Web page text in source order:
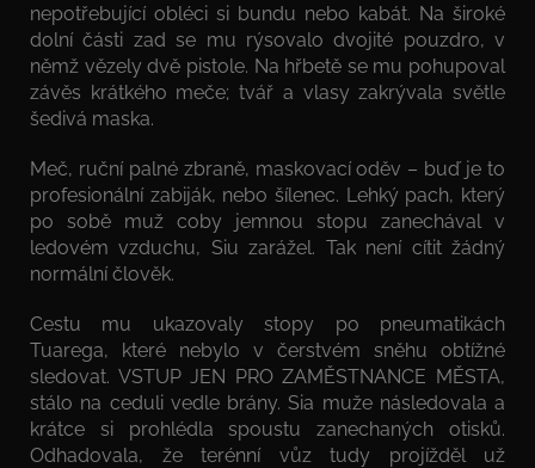
nepotřebující obléci si bundu nebo kabát. Na široké
dolní části zad se mu rýsovalo dvojité pouzdro, v
němž vězely dvě pistole. Na hřbetě se mu pohupoval
závěs krátkého meče; tvář a vlasy zakrývala světle
šedivá maska.
Meč, ruční palné zbraně, maskovací oděv – buď je to
profesionální zabiják, nebo šílenec. Lehký pach, který
po sobě muž coby jemnou stopu zanechával v
ledovém vzduchu, Siu zarážel. Tak není cítit žádný
normální člověk.
Cestu mu ukazovaly stopy po pneumatikách
Tuarega, které nebylo v čerstvém sněhu obtížné
sledovat. VSTUP JEN PRO ZAMĚSTNANCE MĚSTA,
stálo na ceduli vedle brány. Sia muže následovala a
krátce si prohlédla spoustu zanechaných otisků.
Odhadovala, že terénní vůz tudy projížděl už